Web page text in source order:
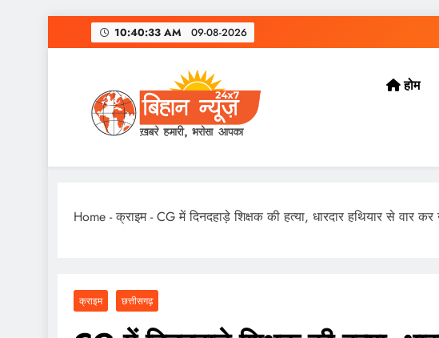
to
10:40:34 AM 09-08-2026
होम
Home -क्राइम-CG में दिनदहाड़े शिक्षक की हत्या, धारदार हथियार से वार कर
क्राइम छत्तीसगढ़